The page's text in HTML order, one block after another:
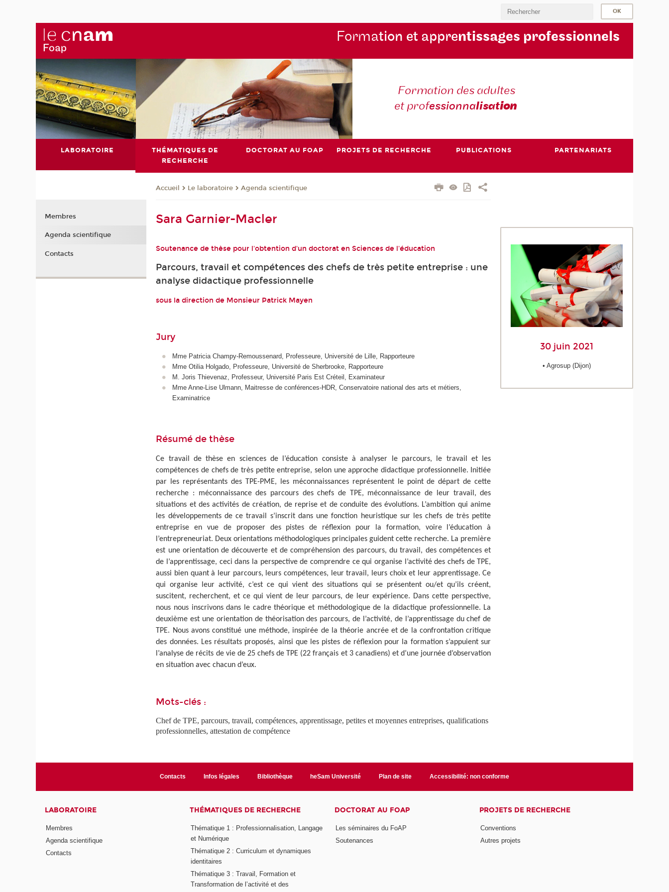
Formation et apprentissages professionnels
Formation des adultes
et professionnalisation
LABORATOIRE
THÉMATIQUES DE
RECHERCHE
DOCTORAT AU FOAP PROJETS DE RECHERCHE PUBLICATIONS PARTENARIATS
Accueil Le laboratoire Agenda scientifique
Sara Garnier-Macler
Soutenance de thèse pour l'obtention d'un doctorat en Sciences de l'éducation
Parcours, travail et compétences des chefs de très petite entreprise : une
analyse didactique professionnelle
sous la direction de Monsieur Patrick Mayen
Jury
Mme Patricia Champy-Remoussenard, Professeure, Université de Lille, Rapporteure
Mme Otilia Holgado, Professeure, Université de Sherbrooke, Rapporteure
M. Joris Thievenaz, Professeur, Université Paris Est Créteil, Examinateur
Mme Anne-Lise Ulmann, Maitresse de conférences-HDR, Conservatoire national des arts et métiers,
Examinatrice
Résumé de thèse
Ce travail de thèse en sciences de l’éducation consiste à analyser le parcours, le travail et les
compétences de chefs de très petite entreprise, selon une approche didactique professionnelle. Initiée
par les représentants des TPE-PME, les méconnaissances représentent le point de départ de cette
recherche : méconnaissance des parcours des chefs de TPE, méconnaissance de leur travail, des
situations et des activités de création, de reprise et de conduite des évolutions. L’ambition qui anime
les développements de ce travail s’inscrit dans une fonction heuristique sur les chefs de très petite
entreprise en vue de proposer des pistes de réflexion pour la formation, voire l’éducation à
l’entrepreneuriat. Deux orientations méthodologiques principales guident cette recherche. La première
est une orientation de découverte et de compréhension des parcours, du travail, des compétences et
de l’apprentissage, ceci dans la perspective de comprendre ce qui organise l’activité des chefs de TPE,
aussi bien quant à leur parcours, leurs compétences, leur travail, leurs choix et leur apprentissage. Ce
qui organise leur activité, c’est ce qui vient des situations qui se présentent ou/et qu’ils créent,
suscitent, recherchent, et ce qui vient de leur parcours, de leur expérience. Dans cette perspective,
nous nous inscrivons dans le cadre théorique et méthodologique de la didactique professionnelle. La
deuxième est une orientation de théorisation des parcours, de l’activité, de l’apprentissage du chef de
TPE. Nous avons constitué une méthode, inspirée de la théorie ancrée et de la confrontation critique
des données. Les résultats proposés, ainsi que les pistes de réflexion pour la formation s’appuient sur
l’analyse de récits de vie de 25 chefs de TPE (22 français et 3 canadiens) et d’une journée d’observation
en situation avec chacun d’eux.
Mots-clés :
Chef de TPE, parcours, travail, compétences, apprentissage, petites et moyennes entreprises, qualifications
professionnelles, attestation de compétence
30 juin 2021
• Agrosup (Dijon)
Membres
Agenda scientifique
Contacts
Contacts Infos légales Bibliothèque heSam Université Plan de site Accessibilité: non conforme
LABORATOIRE
Membres
Agenda scientifique
Contacts
THÉMATIQUES DE RECHERCHE
Thématique 1 : Professionnalisation, Langage
et Numérique
Thématique 2 : Curriculum et dynamiques
identitaires
Thématique 3 : Travail, Formation et
Transformation de l’activité et des
DOCTORAT AU FOAP
Les séminaires du FoAP
Soutenances
PROJETS DE RECHERCHE
Conventions
Autres projets